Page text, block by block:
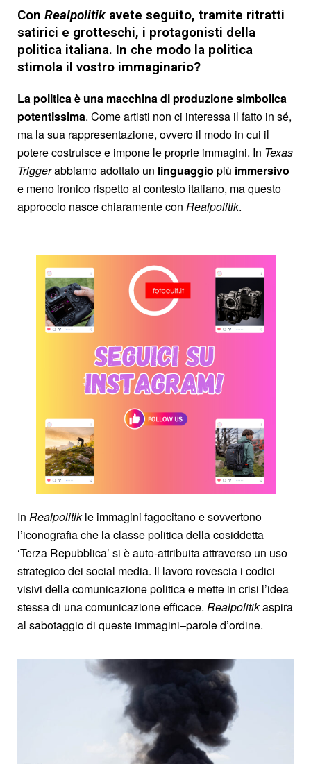
Con Realpolitik avete seguito, tramite ritratti
satirici e grotteschi, i protagonisti della
politica italiana. In che modo la politica
stimola il vostro immaginario?
La politica è una macchina di produzione simbolica
potentissima. Come artisti non ci interessa il fatto in sé,
ma la sua rappresentazione, ovvero il modo in cui il
potere costruisce e impone le proprie immagini. In Texas
Triggerabbiamo adottato un linguaggio più immersivo
e meno ironico rispetto al contesto italiano, ma questo
approccio nasce chiaramente con Realpolitik.
In Realpolitikle immagini fagocitano e sovvertono
l’iconografia che la classe politica della cosiddetta
‘Terza Repubblica’ si è auto-attribuita attraverso un uso
strategico dei social media. Il lavoro rovescia i codici
visivi della comunicazione politica e mette in crisi l’idea
stessa di una comunicazione efficace. Realpolitikaspira
al sabotaggio di queste immagini–parole d’ordine.